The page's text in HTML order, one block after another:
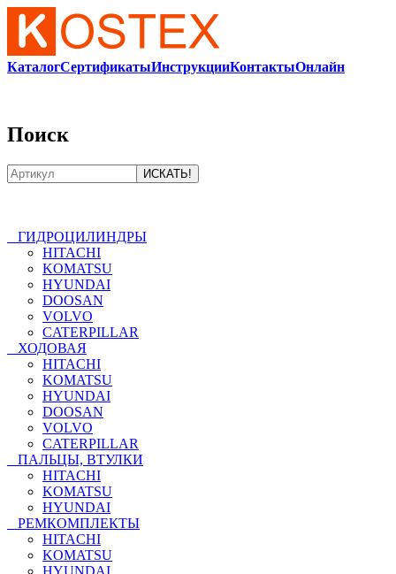
КаталогСертификатыИнструкцииКонтактыОнлайн
Поиск
ГИДРОЦИЛИНДРЫ
HITACHI
KOMATSU
HYUNDAI
DOOSAN
VOLVO
CATERPILLAR
ХОДОВАЯ
HITACHI
KOMATSU
HYUNDAI
DOOSAN
VOLVO
CATERPILLAR
ПАЛЬЦЫ, ВТУЛКИ
HITACHI
KOMATSU
HYUNDAI
РЕМКОМПЛЕКТЫ
HITACHI
KOMATSU
HYUNDAI